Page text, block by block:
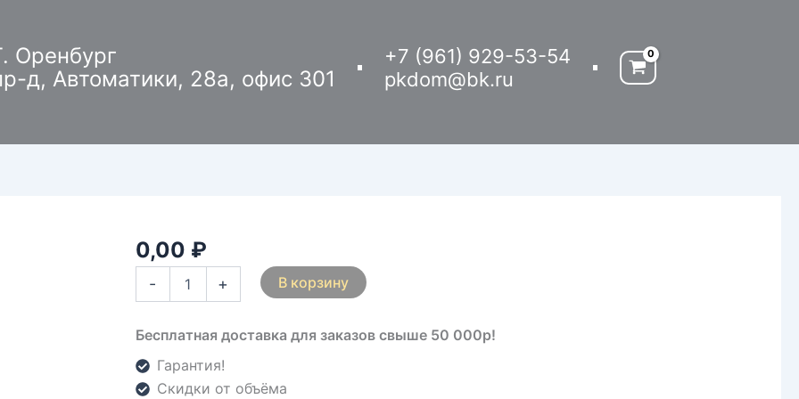
Оренбург
д, Автоматики, 28а, офис 301
+7 (961) 929-53-54
pkdom@bk.ru
0,00 ₽
-
Количество
товара
Тумба
для
Т-14
+ В корзину
Бесплатная доставка для заказов свыше 50 000р!
Гарантия!
Скидки от объёма